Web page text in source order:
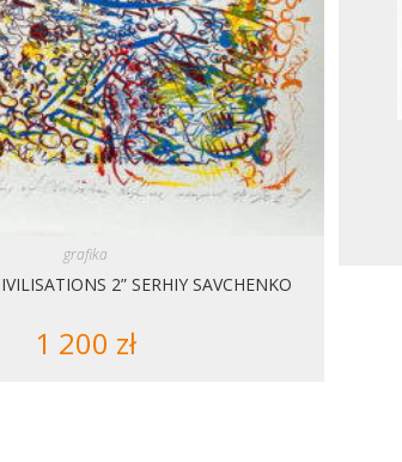
grafika
2” SERHIY SAVCHENKO
1 200 zł